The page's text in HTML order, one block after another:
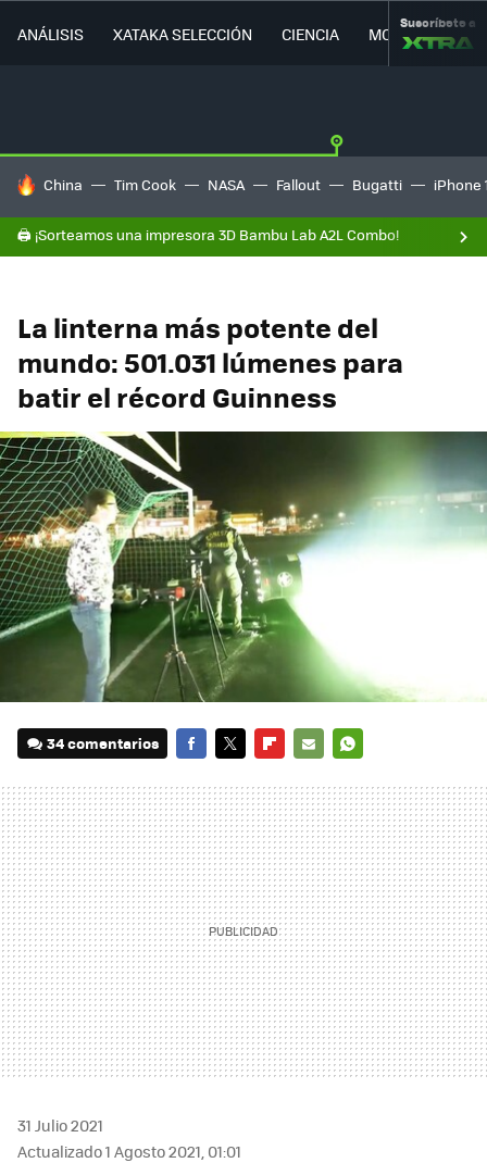
ANÁLISIS XATAKA SELECCIÓN CIENCIA MOVILIDAD
Suscríbete a
HOY SE HABLA DE
China Tim Cook NASA Fallout Bugatti iPhone
🖨️ ¡Sorteamos una impresora 3D Bambu Lab A2L Combo!
La linterna más potente del
mundo: 501.031 lúmenes para
batir el récord Guinness
34 comentarios
MAIL
31 Julio 2021
Actualizado 1 Agosto 2021, 01:01